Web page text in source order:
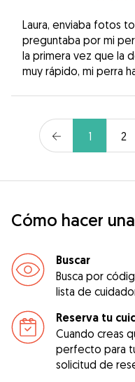
Laura, enviaba fotos
preguntaba por mi
la primera vez que la
muy rápido, mi perra
1 2
Cómo hacer
Buscar
Busca por
lista de
Reserva tu
Cuando creas
perfecto para
solicitud de